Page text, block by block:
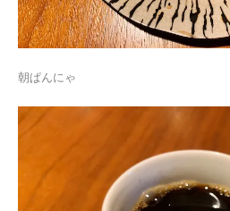
朝ぱんにゃ